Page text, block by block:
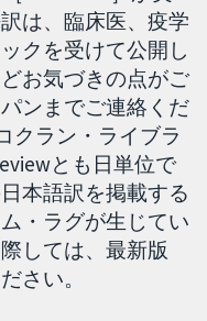
は、臨床医、疫学
クを受けて公開し
お気づきの点がご
ンまでご連絡くだ
クラン・ライブラ
とも日単位で
本語訳を掲載する
・ラグが生じてい
しては、最新版
さい。